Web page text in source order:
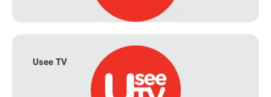
Usee TV